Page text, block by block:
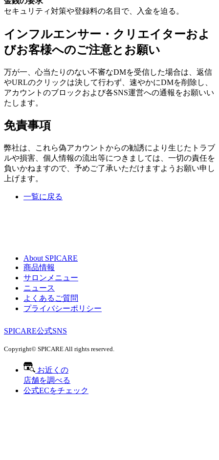
セキュリティ対策や登録料の名目で、入金を迫る。
インフルエンサー・クリエイターおよ
びお客様へのご注意とお願い
万が一、心当たりのない不審なDMを受信した場合は、返信
やURLのクリックは決して行わず、速やかにDMを削除し、
アカウントのブロックおよび各SNS運営への通報をお願いい
たします。
免責事項
弊社は、これら偽アカウントからの勧誘により生じたトラブ
ルや損害、個人情報の流出等につきましては、一切の責任を
負いかねますので、予めご了承いただけますようお願い申し
上げます。
一覧に戻る
About SPICARE
商品情報
サロンメニュー
ニュース
よくあるご質問
プライバシーポリシー
SPICARE公式SNS
Copyright© SPICARE All rights reserved.
お近くの
店舗を調べる
公式ECをチェック